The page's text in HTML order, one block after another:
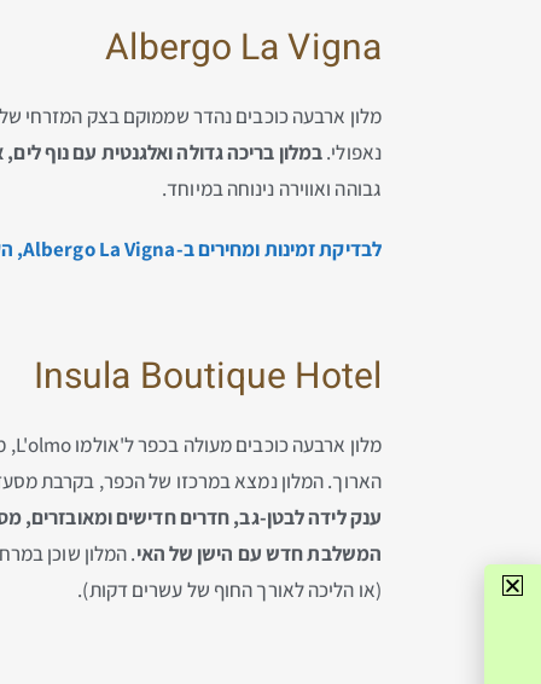
Albergo La Vigna
נאפולי.במלון בריכה גדולה ואלגנטית עם נוף
גבוהה ואווירה נינוחה במיוחד.
לבדיקת זמינות ומחירים ב-Albergo La Vigna, הקליקו כאן…
Insula Boutique Hotel
הארוך. המלון נמצא במרכזו של הכפר, בקרבת
ענק לידה לבטן-גב, חדרים חדישים ומאובזרים,
המשלבת חדש עם הישן של האי. המלון שוכן
(או הליכה לאורך החוף של עשרים דקות).